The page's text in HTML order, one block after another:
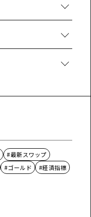
#最新スワップ
#ゴールド #経済指標